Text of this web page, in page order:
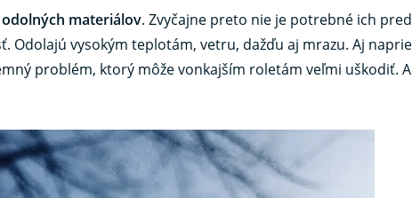
materiálov. Zvyčajne preto nie je potrebné ich
vysokým teplotám, vetru, dažďu aj mrazu. Aj
problém, ktorý môže vonkajším roletám veľmi uškodiť.